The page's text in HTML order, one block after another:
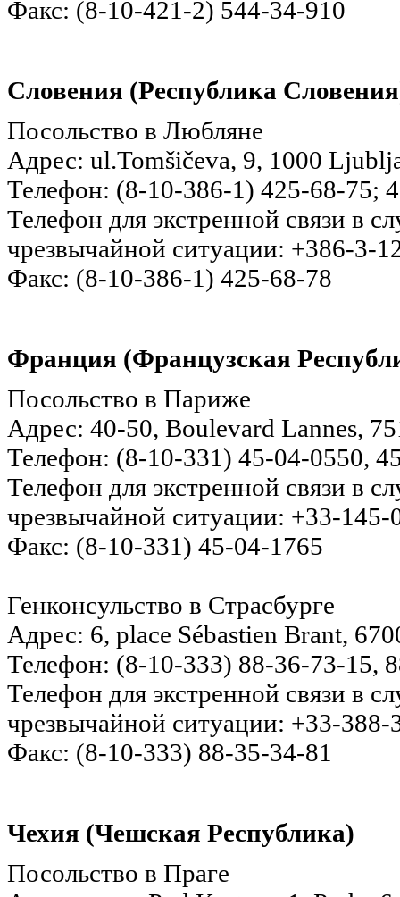
Факс: (8-10-421-2) 544-34-910
Словения (Республика
Посольство в Любляне
Адрес: ul.Tomšičeva, 9, 1000
Телефон: (8-10-386-1) 425-68-75;
Телефон для экстренной связи в
чрезвычайной ситуации: +386-3-
Факс: (8-10-386-1) 425-68-78
Франция (Французская
Посольство в Париже
Адрес: 40-50, Boulevard Lannes,
Телефон: (8-10-331) 45-04-0550,
Телефон для экстренной связи в
чрезвычайной ситуации: +33-145-
Факс: (8-10-331) 45-04-1765
Генконсульство в Страсбурге
Адрес: 6, place Sébastien Brant,
Телефон: (8-10-333) 88-36-73-15,
Телефон для экстренной связи в
чрезвычайной ситуации: +33-388-
Факс: (8-10-333) 88-35-34-81
Чехия (Чешская Республика)
Посольство в Праге